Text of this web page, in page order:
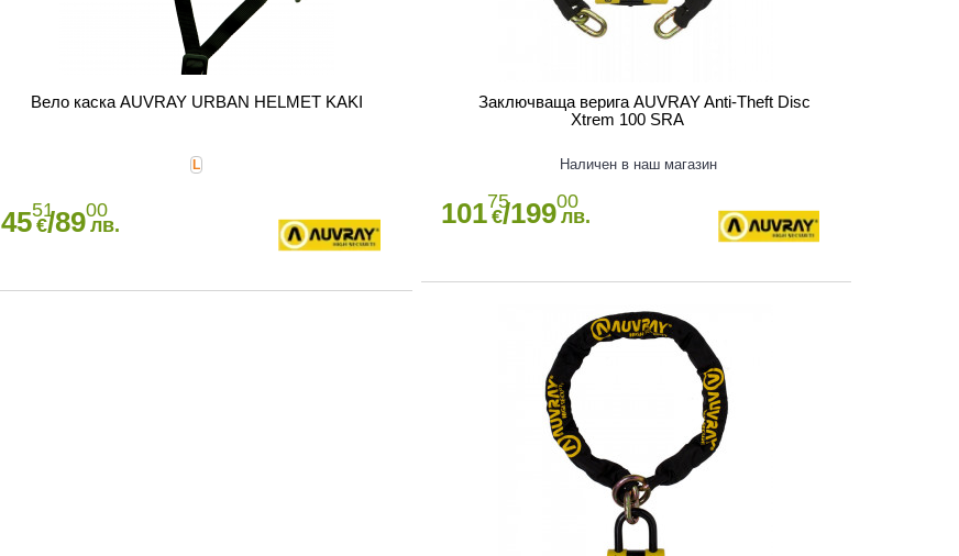
Вело каска AUVRAY URBAN HELMET KAKI
L
4551
€/8900
лв.
Заключваща верига AUVRAY Anti-Theft Disc
Xtrem 100 SRA
Наличен в наш магазин
10175
€/19900
лв.